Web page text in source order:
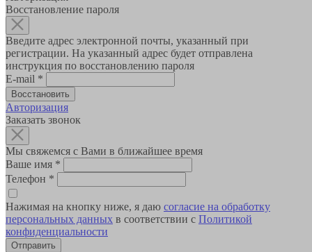
Восстановление пароля
Введите адрес электронной почты, указанный при
регистрации. На указанный адрес будет отправлена
инструкция по восстановлению пароля
E-mail *
Авторизация
Заказать звонок
Мы свяжемся с Вами в ближайшее время
Ваше имя *
Телефон *
Нажимая на кнопку ниже, я даю согласие на обработку
персональных данных в соответствии с Политикой
конфиденциальности